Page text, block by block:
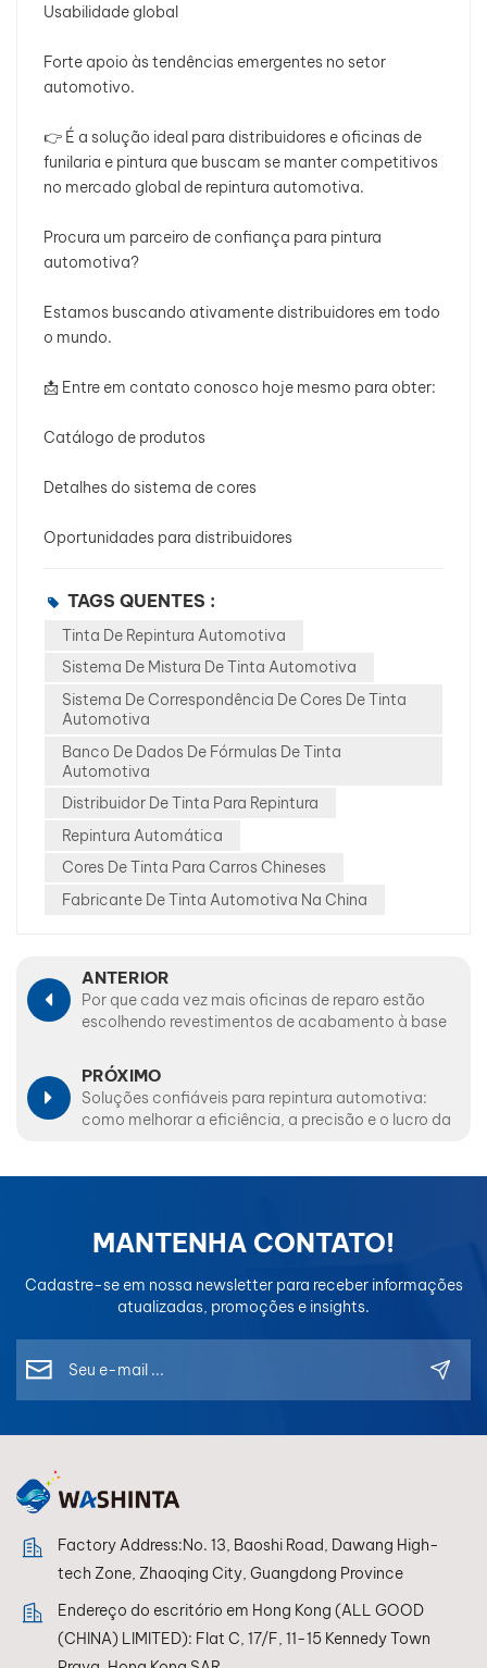
Usabilidade global
Forte apoio às tendências emergentes no setor
automotivo.
👉 É a solução ideal para distribuidores e oficinas de
funilaria e pintura que buscam se manter competitivos
no mercado global de repintura automotiva.
Procura um parceiro de confiança para pintura
automotiva?
Estamos buscando ativamente distribuidores em todo
o mundo.
📩 Entre em contato conosco hoje mesmo para obter:
Catálogo de produtos
Detalhes do sistema de cores
Oportunidades para distribuidores
TAGS QUENTES :
Tinta De Repintura Automotiva
Sistema De Mistura De Tinta Automotiva
Sistema De Correspondência De Cores De Tinta
Automotiva
Banco De Dados De Fórmulas De Tinta
Automotiva
Distribuidor De Tinta Para Repintura
Repintura Automática
Cores De Tinta Para Carros Chineses
Fabricante De Tinta Automotiva Na China
ANTERIOR
Por que cada vez mais oficinas de reparo estão
escolhendo revestimentos de acabamento à base
PRÓXIMO
Soluções confiáveis ​​para repintura automotiva:
como melhorar a eficiência, a precisão e o lucro da
MANTENHA CONTATO!
Cadastre-se em nossa newsletter para receber informações
atualizadas, promoções e insights.
Factory Address:No. 13, Baoshi Road, Dawang High-
tech Zone, Zhaoqing City, Guangdong Province
Endereço do escritório em Hong Kong (ALL GOOD
(CHINA) LIMITED): Flat C, 17/F, 11-15 Kennedy Town